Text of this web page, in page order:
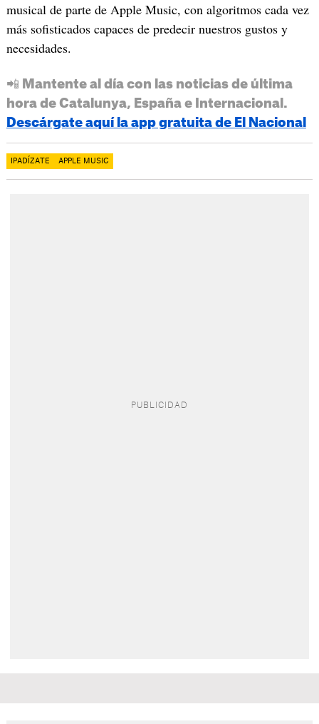
musical de parte de Apple Music, con algoritmos cada vez
más sofisticados capaces de predecir nuestros gustos y
necesidades.
📲 Mantente al día con las noticias de última
hora de Catalunya, España e Internacional.
Descárgate aquí la app gratuita de El Nacional
IPADÍZATE APPLE MUSIC